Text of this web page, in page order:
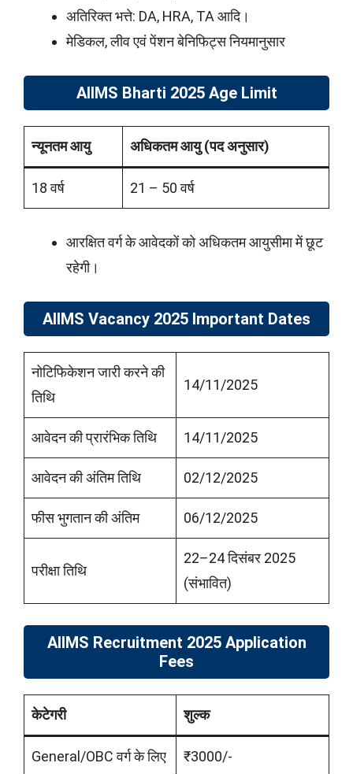
अतिरिक्त भत्ते: DA, HRA, TA आदि।
मेडिकल, लीव एवं पेंशन बेनिफिट्स नियमानुसार
AIIMS Bharti 2025 Age Limit
न्यूनतम आयु अधिकतम आयु (पद अनुसार)
18 वर्ष 21 – 50 वर्ष
आरक्षित वर्ग के आवेदकों को अधिकतम आयुसीमा में छूट
रहेगी।
AIIMS Vacancy 2025 Important Dates
नोटिफिकेशन जारी करने की
तिथि
14/11/2025
आवेदन की प्रारंभिक तिथि 14/11/2025
आवेदन की अंतिम तिथि 02/12/2025
फीस भुगतान की अंतिम 06/12/2025
परीक्षा तिथि
22–24 दिसंबर 2025
(संभावित)
AIIMS Recruitment 2025 Application
Fees
केटेगरी शुल्क
General/OBC वर्ग के लिए ₹3000/-